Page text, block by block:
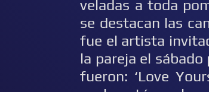
veladas a toda
se destacan las
fue el artista
la pareja el
fueron: ‘Love